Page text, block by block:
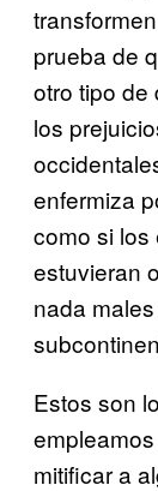
prueba de
otro tipo de
los
enfermiza
como si los
estuvieran
nada
Estos son
mitificar a